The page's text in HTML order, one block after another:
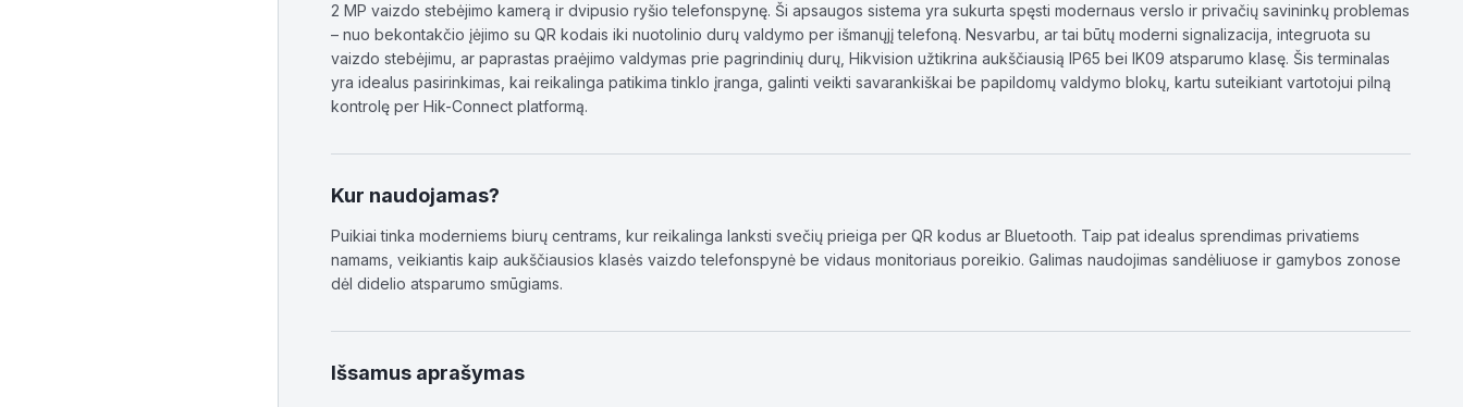
2 MP vaizdo stebėjimo kamerą ir dvipusio ryšio telefonspynę. Ši apsaugos sistema yra sukurta spęsti modernaus verslo ir privačių savininkų problemas
– nuo bekontakčio įėjimo su QR kodais iki nuotolinio durų valdymo per išmanųjį telefoną. Nesvarbu, ar tai būtų moderni signalizacija, integruota su
vaizdo stebėjimu, ar paprastas praėjimo valdymas prie pagrindinių durų, Hikvision užtikrina aukščiausią IP65 bei IK09 atsparumo klasę. Šis terminalas
yra idealus pasirinkimas, kai reikalinga patikima tinklo įranga, galinti veikti savarankiškai be papildomų valdymo blokų, kartu suteikiant vartotojui pilną
kontrolę per Hik-Connect platformą.
Kur naudojamas?
Puikiai tinka moderniems biurų centrams, kur reikalinga lanksti svečių prieiga per QR kodus ar Bluetooth. Taip pat idealus sprendimas privatiems
namams, veikiantis kaip aukščiausios klasės vaizdo telefonspynė be vidaus monitoriaus poreikio. Galimas naudojimas sandėliuose ir gamybos zonose
dėl didelio atsparumo smūgiams.
Išsamus aprašymas